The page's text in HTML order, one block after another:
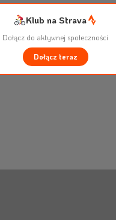
Klub na Strava
Dołącz do aktywnej społeczności
Dołącz teraz